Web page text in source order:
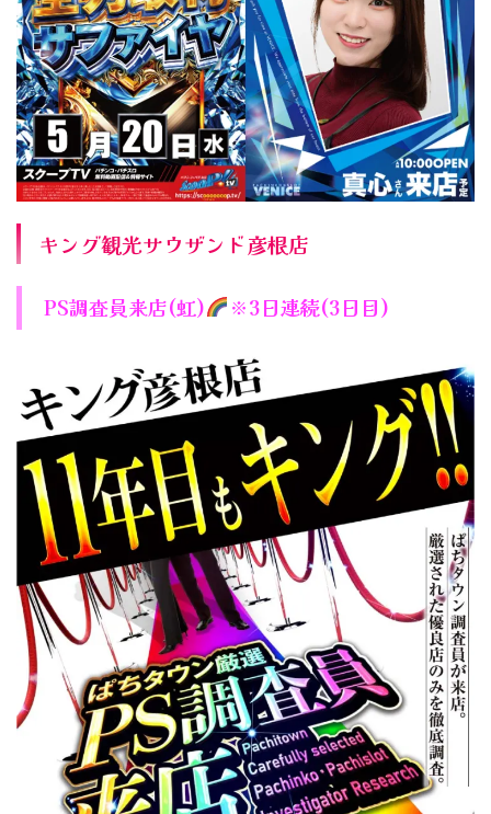
キング観光サウザンド彦根店
PS調査員来店(虹) ※3日連続(3日目)